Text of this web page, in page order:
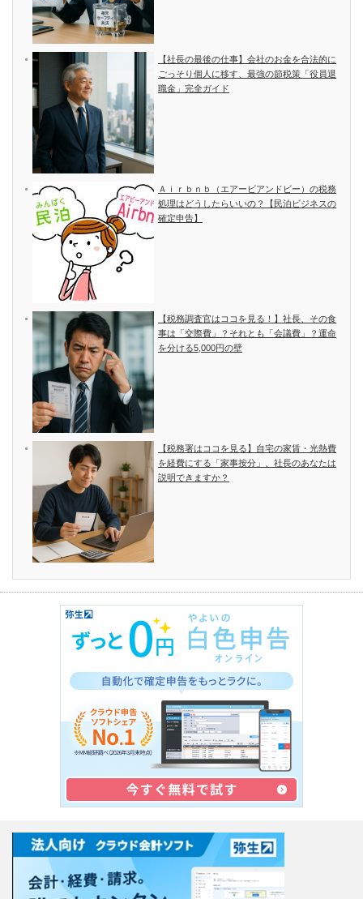
【社長の最後の仕事】会社のお金を合法的に
ごっそり個人に移す、最強の節税策「役員退
職金」完全ガイド
Ａｉｒｂｎｂ（エアービアンドビー）の税務
処理はどうしたらいいの？【民泊ビジネスの
確定申告】
【税務調査官はココを見る！】社長、その食
事は「交際費」？それとも「会議費」？運命
を分ける5,000円の壁
【税務署はココを見る】自宅の家賃・光熱費
を経費にする「家事按分」、社長のあなたは
説明できますか？